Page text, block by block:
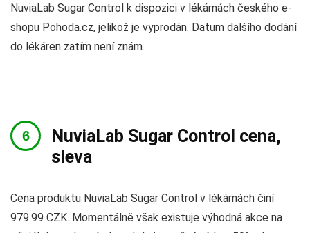
NuviaLab Sugar Control k dispozici v lékárnách českého e-
shopu Pohoda.cz, jelikož je vyprodán. Datum dalšího dodání
do lékáren zatím není znám.
NuviaLab Sugar Control cena,
sleva
Cena produktu NuviaLab Sugar Control v lékárnách činí
979.99 CZK. Momentálně však existuje výhodná akce na